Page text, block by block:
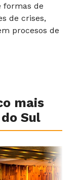
formas de
de crises,
procesos de
mais
Sul